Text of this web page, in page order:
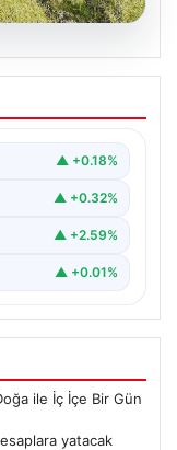
bugün
▲ +0.18%
▲ +0.32%
▲ +2.59%
▲ +0.01%
ile İç İçe Bir Gün
yatacak